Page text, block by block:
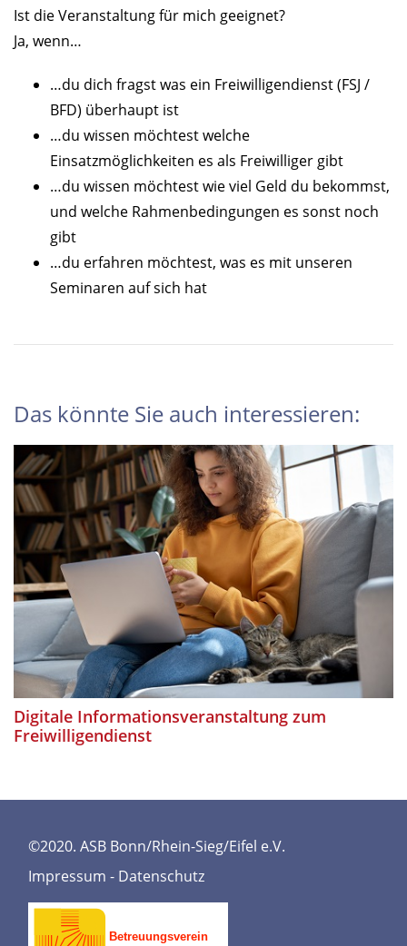
Ist die Veranstaltung für mich geeignet?
Ja, wenn…
…du dich fragst was ein Freiwilligendienst (FSJ /
BFD) überhaupt ist
…du wissen möchtest welche
Einsatzmöglichkeiten es als Freiwilliger gibt
…du wissen möchtest wie viel Geld du bekommst,
und welche Rahmenbedingungen es sonst noch
gibt
…du erfahren möchtest, was es mit unseren
Seminaren auf sich hat
Das könnte Sie auch interessieren:
Digitale Informationsveranstaltung zum
Freiwilligendienst
©2020. ASB Bonn/Rhein-Sieg/Eifel e.V.
Impressum - Datenschutz